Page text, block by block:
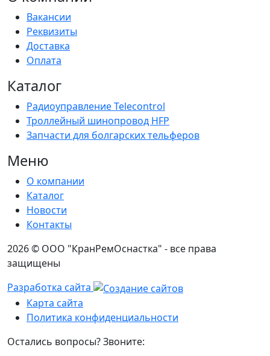
Вакансии
Реквизиты
Доставка
Оплата
Каталог
Радиоуправление Telecontrol
Троллейный шинопровод HFP
Запчасти для болгарских тельферов
Меню
О компании
Каталог
Новости
Контакты
2026 © ООО "КранРемОснастка" - все права
защищены
Разработка сайта
Карта сайта
Политика конфиденциальности
Остались вопросы? Звоните: